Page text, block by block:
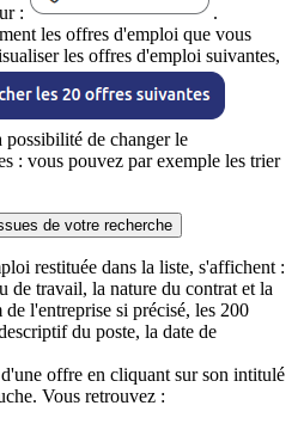
:
.
les offres d'emploi que vous
les offres d'emploi suivantes,
possibilité de changer le
: vous pouvez par exemple les trier
de votre recherche
restituée dans la liste, s'affichent :
de travail, la nature du contrat et la
l'entreprise si précisé, les 200
du poste, la date de
offre en cliquant sur son intitulé
Vous retrouvez :